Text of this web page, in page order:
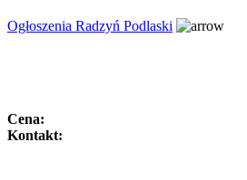
Ogłoszenia Radzyń Podlaski
Cena:
Kontakt: